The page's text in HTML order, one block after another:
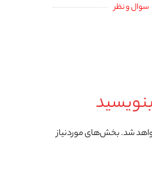
سوال و نظر
شد.بخش‌های موردنیاز